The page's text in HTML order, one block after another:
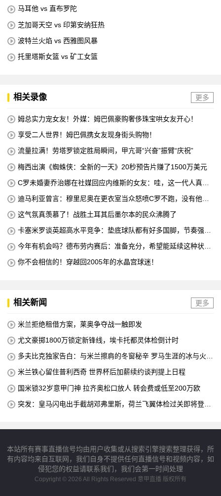
马耳他 vs 直布罗陀
芝加哥天空 vs 印第安纳狂热
波特兰火焰 vs 西雅图风暴
托里塔斯女篮 vs 矿工女篮
相关录像 更多
姆总实力宠女友！外媒：姆巴佩豪购奢侈珠宝哄女友开心！
享受二人世界！姆巴佩携女友现身街头购物！
流量拉满！劳塔罗锁定胜局瞬间，甲亢哥“兴奋”振臂“庆祝”
梅西出演《蜘蛛侠：全新的一天》20秒预告片赚了1500万美元
C罗未婚妻乔治娜在社媒回应内维斯的女友：哇，这一代人真劲
迪马利亚曾言：穆里尼奥在更衣室当众怒喷C罗不跑，没有他不
这气氛真羡慕了！战胜土耳其后墨尔本的民众沸腾了
卡塞米罗谈英超高水平竞争：垫底球队都有好多国脚，节奏强度
今年有机会吗？德布劳内赛后：准备充分，希望能延续这种状
你不会相信的！穿越回2005年的水晶宫球迷！
相关新闻 更多
米兰拒绝租借方案，莱奥争夺战一触即发
尤文豪掷1800万锁定新锋线，埃卡托都灵体检倒计时
多夫比克独家告白：与米兰擦肩的冬窗秘辛 罗马生涯的冰与火之
米兰铁心留住普利西奇 世界杯后加薪续约谈判提上日程
国米锁32岁意甲门神 拉齐奥松口放人 转会费或低至200万欧
突发：皇马闪电出手截胡邓弗里斯，荷兰飞翼体检过关即将登陆
本站所有赛事直播信号均由用户收集或从搜索引擎搜索整理获得，所
有内容均来自互联网，我们自身不提供任何直播信号和视频内容，如
侵犯您的权益请联系我们，我们会第一时间处理
Copyright © 2026 All Rights Reserved 意甲直播 版权所有